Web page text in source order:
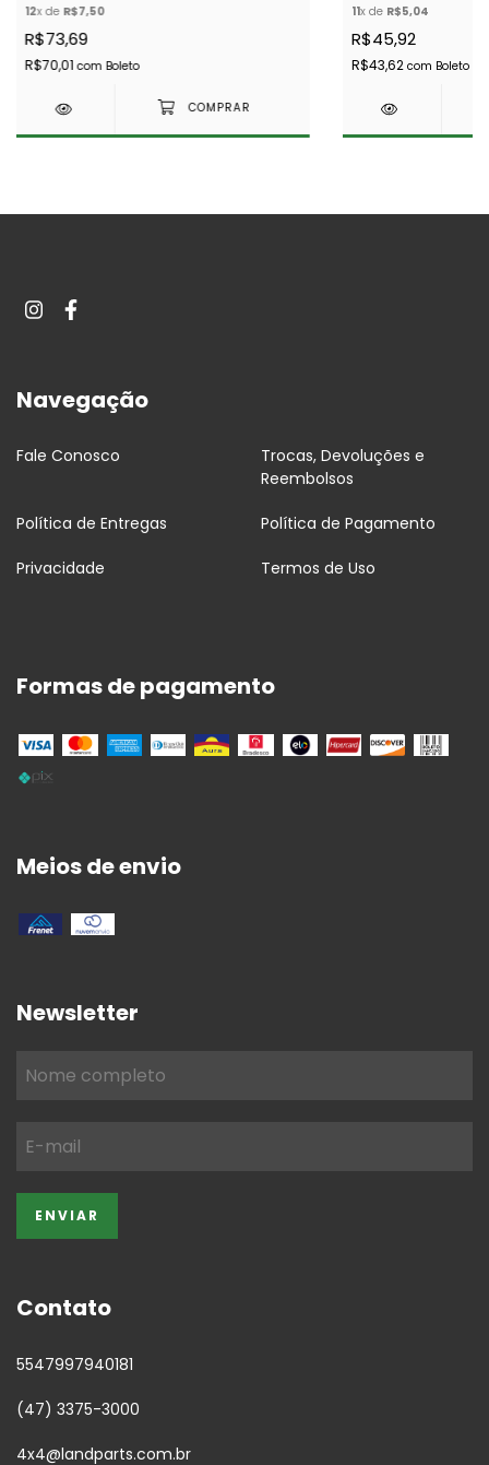
12x de R$7,50
R$73,69
R$70,01com Boleto
11x de R$5,04
R$45,92
R$43,62 com Boleto
Navegação
Fale Conosco
Trocas, Devoluções e
Reembolsos
Política de Entregas Política de Pagamento
Privacidade Termos de Uso
Formas de pagamento
Meios de envio
Newsletter
Contato
5547997940181
(47) 3375-3000
4x4@landparts.com.br